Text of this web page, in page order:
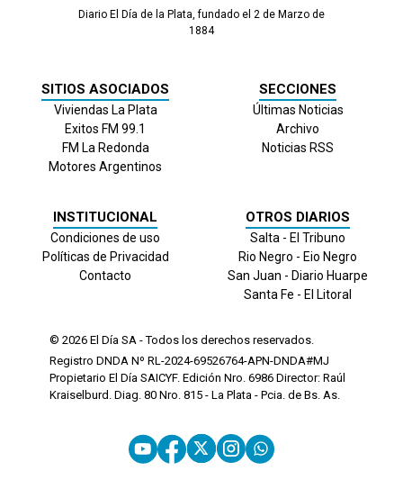
Diario El Día de la Plata, fundado el 2 de Marzo de
1884
SITIOS ASOCIADOS
Viviendas La Plata
Exitos FM 99.1
FM La Redonda
Motores Argentinos
SECCIONES
Últimas Noticias
Archivo
Noticias RSS
INSTITUCIONAL
Condiciones de uso
Políticas de Privacidad
Contacto
OTROS DIARIOS
Salta - El Tribuno
Rio Negro - Eio Negro
San Juan - Diario Huarpe
Santa Fe - El Litoral
© 2026 El Día SA - Todos los derechos reservados.
Registro DNDA Nº RL-2024-69526764-APN-DNDA#MJ
Propietario El Día SAICYF. Edición Nro. 6986 Director: Raúl
Kraiselburd. Diag. 80 Nro. 815 - La Plata - Pcia. de Bs. As.